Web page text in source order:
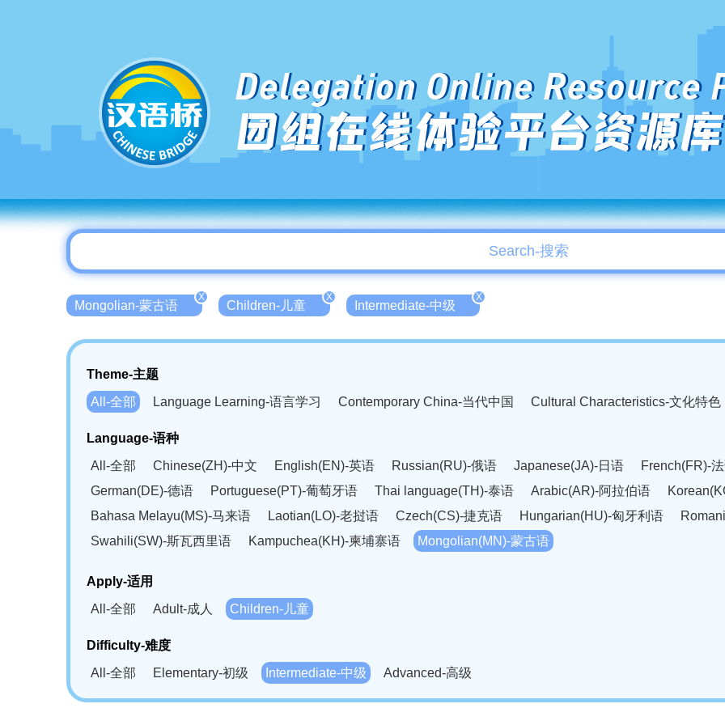
Delegation Online Resource
团组在线体验平台资源库
Mongolian-蒙古语
X
Children-儿童
X
Intermediate-中级
X
Theme-主题
All-全部
Language Learning-语言学习 Contemporary China-当代中国 Cultural Characteristics-文化特色
Language-语种
All-全部
Chinese(ZH)-中文 English(EN)-英语 Russian(RU)-俄语 Japanese(JA)-日语
French(FR)-
German(DE)-德语
Portuguese(PT)-葡萄牙语 Thai language(TH)-泰语 Arabic(AR)-阿拉伯语
Bahasa Melayu(MS)-马来语
Laotian(LO)-老挝语 Czech(CS)-捷克语 Hungarian(HU)-匈牙利语
Swahili(SW)-斯瓦西里语
Kampuchea(KH)-柬埔寨语 Mongolian(MN)-蒙古语
Apply-适用
All-全部
Adult-成人 Children-儿童
Difficulty-难度
All-全部
Elementary-初级 Intermediate-中级 Advanced-高级